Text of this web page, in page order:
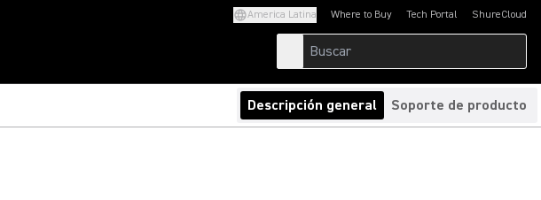
America Latina Where to Buy Tech Portal
(Opens in a new tab)ShureCloud
(Opens in a new
Descripción general Soporte de producto